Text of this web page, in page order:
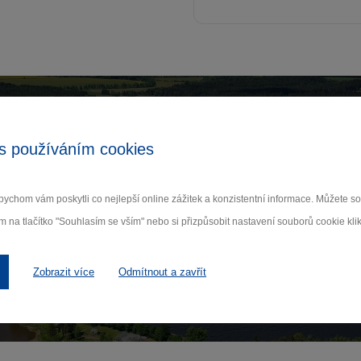
používáním cookies
vám poskytli co nejlepší online zážitek a konzistentní informace. Můžete
na tlačítko "Souhlasím se vším" nebo si přizpůsobit nastavení souborů cookie
Zobrazit více Odmítnout a zavřít
Zamilujte si Vysočinu
se k odběru našeho newsletteru o
nám na ochraně osobních údajů.